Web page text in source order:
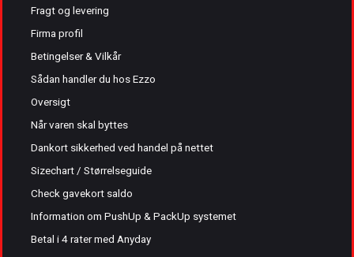
Fragt og levering
Firma profil
Betingelser & Vilkår
Sådan handler du hos Ezzo
Oversigt
Når varen skal byttes
Dankort sikkerhed ved handel på nettet
Sizechart / Størrelseguide
Check gavekort saldo
Information om PushUp & PackUp systemet
Betal i 4 rater med Anyday